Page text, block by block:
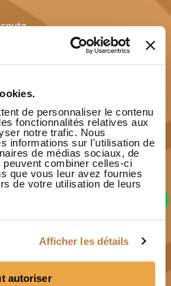
de personnaliser le contenu
fonctionnalités relatives aux
notre trafic. Nous
informations sur l'utilisation de
de médias sociaux, de
combiner celles-ci
que vous leur avez fournies
de votre utilisation de leurs
Afficher les détails
autoriser
à votre écoute
forêts françaises
durablement
en France